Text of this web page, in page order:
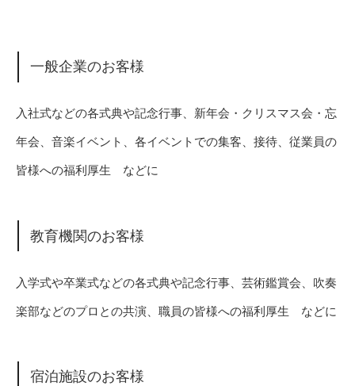
一般企業のお客様
入社式などの各式典や記念行事、新年会・クリスマス会・忘
年会、音楽イベント、各イベントでの集客、接待、従業員の
皆様への福利厚生 などに
教育機関のお客様
入学式や卒業式などの各式典や記念行事、芸術鑑賞会、吹奏
楽部などのプロとの共演、職員の皆様への福利厚生 などに
宿泊施設のお客様